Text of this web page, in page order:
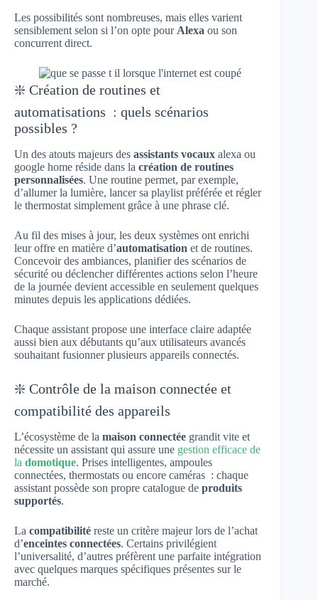
Les possibilités sont nombreuses, mais elles varient
sensiblement selon si l’on opte pour Alexa ou son
concurrent direct.
❇️ Création de routines et
automatisations : quels scénarios
possibles ?
Un des atouts majeurs des assistants vocaux alexa ou
google home réside dans la création de routines
personnalisées. Une routine permet, par exemple,
d’allumer la lumière, lancer sa playlist préférée et régler
le thermostat simplement grâce à une phrase clé.
Au fil des mises à jour, les deux systèmes ont enrichi
leur offre en matière d’automatisation et de routines.
Concevoir des ambiances, planifier des scénarios de
sécurité ou déclencher différentes actions selon l’heure
de la journée devient accessible en seulement quelques
minutes depuis les applications dédiées.
Chaque assistant propose une interface claire adaptée
aussi bien aux débutants qu’aux utilisateurs avancés
souhaitant fusionner plusieurs appareils connectés.
❇️ Contrôle de la maison connectée et
compatibilité des appareils
L’écosystème de la maison connectée grandit vite et
nécessite un assistant qui assure une gestion efficace de
la domotique. Prises intelligentes, ampoules
connectées, thermostats ou encore caméras : chaque
assistant possède son propre catalogue de produits
supportés.
La compatibilité reste un critère majeur lors de l’achat
d’enceintes connectées. Certains privilégient
l’universalité, d’autres préfèrent une parfaite intégration
avec quelques marques spécifiques présentes sur le
marché.